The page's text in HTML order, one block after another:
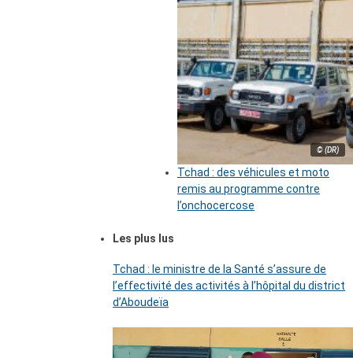
© (DR)
Tchad : des véhicules et moto
remis au programme contre
l’onchocercose
Les plus lus
Tchad : le ministre de la Santé s’assure de
l’effectivité des activités à l’hôpital du district
d’Aboudeïa